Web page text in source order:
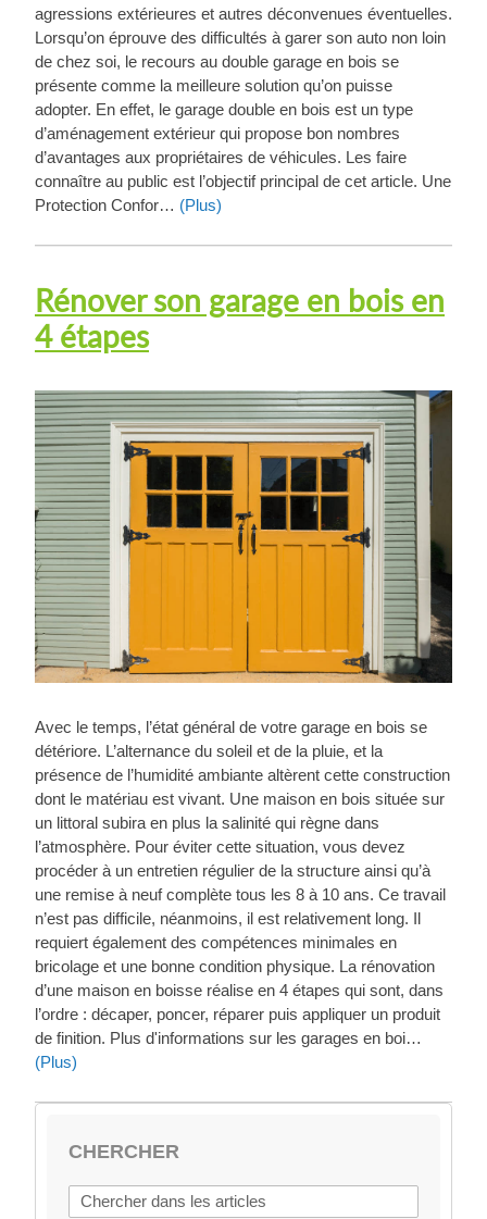
agressions extérieures et autres déconvenues éventuelles.
Lorsqu’on éprouve des difficultés à garer son auto non loin
de chez soi, le recours au double garage en bois se
présente comme la meilleure solution qu’on puisse
adopter. En effet, le garage double en bois est un type
d’aménagement extérieur qui propose bon nombres
d’avantages aux propriétaires de véhicules. Les faire
connaître au public est l’objectif principal de cet article. Une
Protection Confor… (Plus)
Rénover son garage en bois en
4 étapes
Avec le temps, l’état général de votre garage en bois se
détériore. L’alternance du soleil et de la pluie, et la
présence de l’humidité ambiante altèrent cette construction
dont le matériau est vivant. Une maison en bois située sur
un littoral subira en plus la salinité qui règne dans
l’atmosphère. Pour éviter cette situation, vous devez
procéder à un entretien régulier de la structure ainsi qu’à
une remise à neuf complète tous les 8 à 10 ans. Ce travail
n’est pas difficile, néanmoins, il est relativement long. Il
requiert également des compétences minimales en
bricolage et une bonne condition physique. La rénovation
d’une maison en boisse réalise en 4 étapes qui sont, dans
l’ordre : décaper, poncer, réparer puis appliquer un produit
de finition. Plus d'informations sur les garages en boi…
(Plus)
CHERCHER